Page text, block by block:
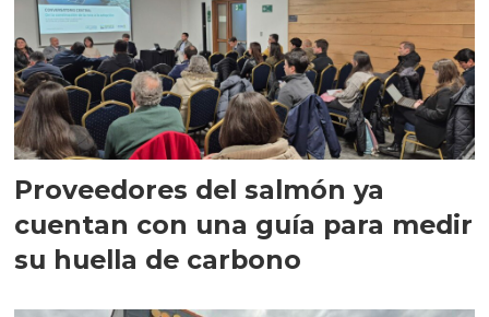
Proveedores del salmón ya
cuentan con una guía para medir
su huella de carbono